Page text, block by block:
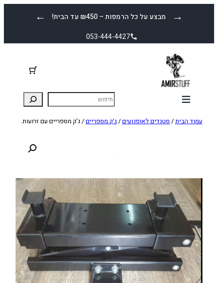
← מבצע על כל הרמפות – ₪450 עד הבית! →
053-444-4427
עמוד הבית/ סטנדים לאופנועים/ג׳ק מספריים/ ג'ק מספריים עם זרועות.